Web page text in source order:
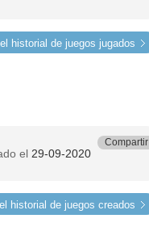
historial de juegos jugados
el 29-09-2020
Compartir
historial de juegos creados